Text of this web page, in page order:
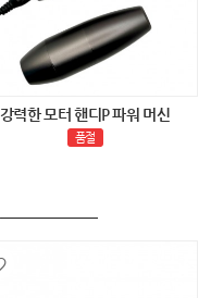
강력한 모터 핸디P 파워 머신
품절